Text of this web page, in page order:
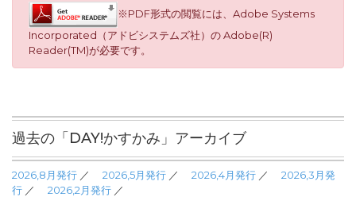
※PDF形式の閲覧には、Adobe Systems
Incorporated（アドビシステムズ社）の Adobe(R)
Reader(TM)が必要です。
過去の「DAY!かすかみ」アーカイブ
2026,8月発行 ／ 2026,5月発行 ／ 2026,4月発行 ／ 2026,3月発
行 ／ 2026,2月発行 ／